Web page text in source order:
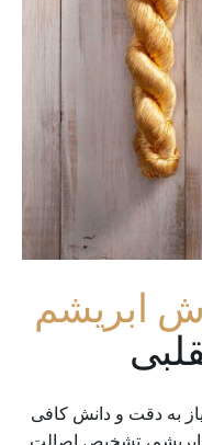
ابریشم
به دقت و دانش کافی